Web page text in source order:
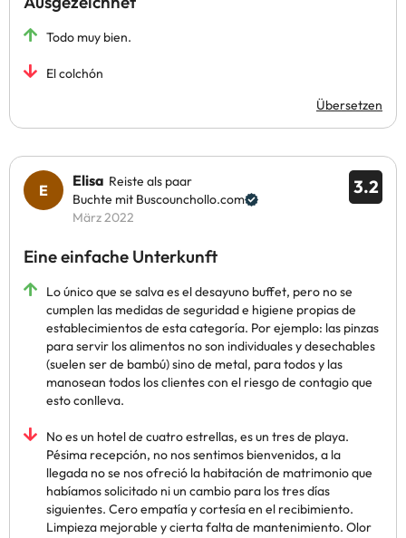
Todo muy bien.
El colchón
Übersetzen
3.2
Elisa Reiste als paar
Buchte mit Buscounchollo.com
März 2022
Eine einfache Unterkunft
Lo único que se salva es el desayuno buffet, pero no se
cumplen las medidas de seguridad e higiene propias de
establecimientos de esta categoría. Por ejemplo: las pinzas
para servir los alimentos no son individuales y desechables
(suelen ser de bambú) sino de metal, para todos y las
manosean todos los clientes con el riesgo de contagio que
esto conlleva.
No es un hotel de cuatro estrellas, es un tres de playa.
Pésima recepción, no nos sentimos bienvenidos, a la
llegada no se nos ofreció la habitación de matrimonio que
habíamos solicitado ni un cambio para los tres días
siguientes. Cero empatía y cortesía en el recibimiento.
Limpieza mejorable y cierta falta de mantenimiento. Olor